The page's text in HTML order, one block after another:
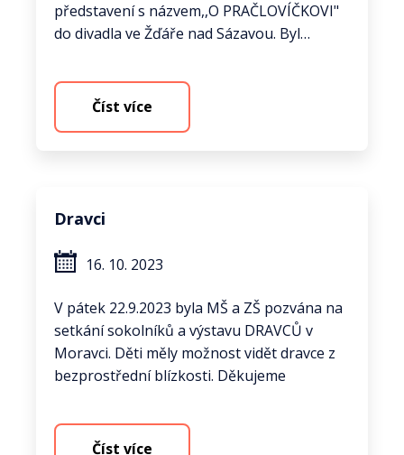
představení s názvem,,O PRAČLOVÍČKOVI"
do divadla ve Žďáře nad Sázavou. Byl…
Číst více
Dravci
16. 10. 2023
V pátek 22.9.2023 byla MŠ a ZŠ pozvána na
setkání sokolníků a výstavu DRAVCŮ v
Moravci. Děti měly možnost vidět dravce z
bezprostřední blízkosti. Děkujeme
Číst více